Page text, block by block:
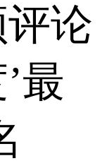
论
最